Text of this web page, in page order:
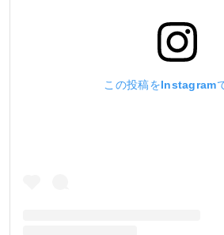
この投稿をInstagram